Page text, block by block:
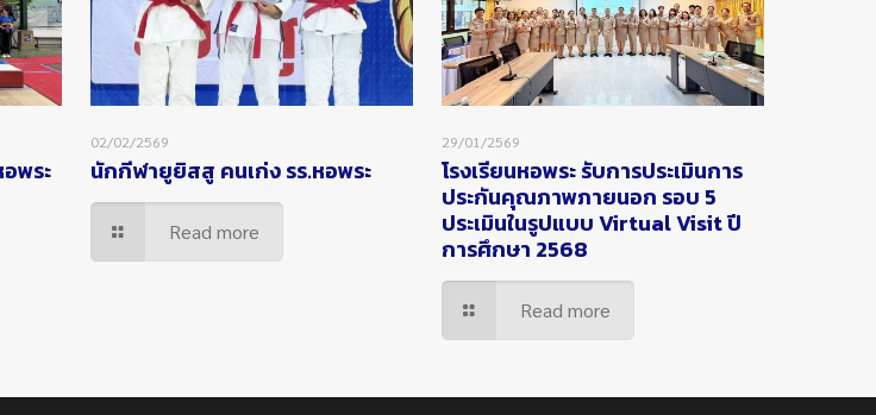
พระ
02/02/2569
นักกีฬายูยิสสู คนเก่ง รร.หอพระ
Read more
29/01/2569
โรงเรียนหอพระ รับการประเมินการ
ประกันคุณภาพภายนอก รอบ 5
ประเมินในรูปแบบ Virtual Visit ปี
การศึกษา 2568
Read more